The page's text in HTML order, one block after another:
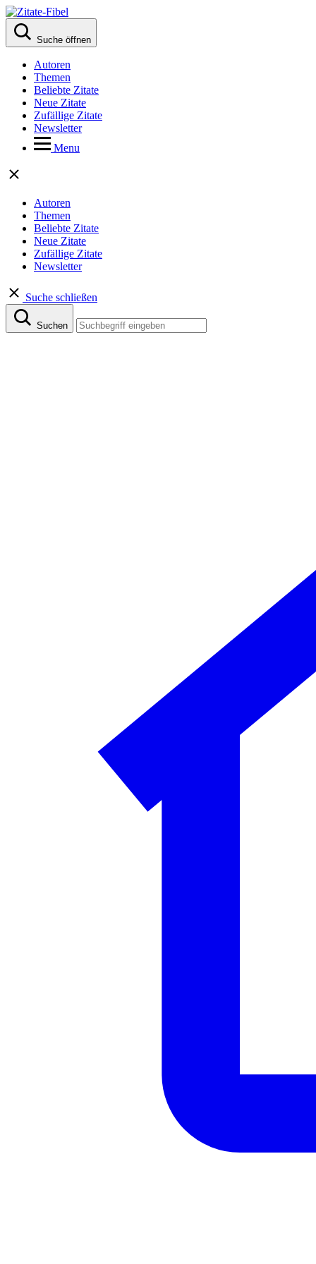
Suche öffnen
Autoren
Themen
Beliebte Zitate
Neue Zitate
Zufällige Zitate
Newsletter
Menu
Autoren
Themen
Beliebte Zitate
Neue Zitate
Zufällige Zitate
Newsletter
Suche schließen
Suchen